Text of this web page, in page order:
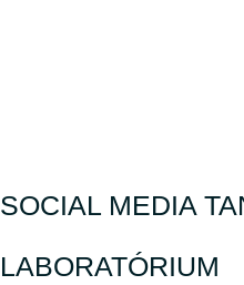
SOCIAL MEDIA
LABORATÓRIUM